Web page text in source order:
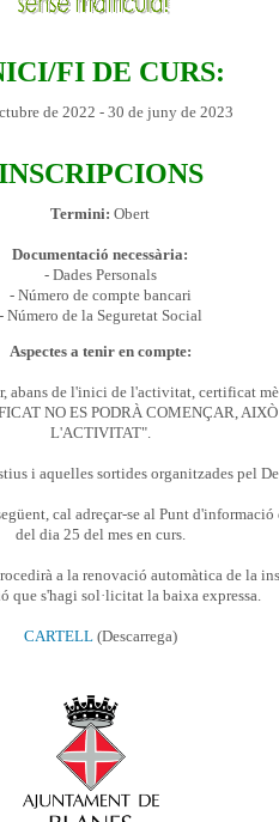
FI DE CURS:
de 2022 - 30 de juny de 2023
Termini:Obert
Documentació necessària:
- Dades Personals
- Número de compte bancari
- Número de la Seguretat Social
Aspectes a tenir en compte:
abans de l'inici de l'activitat, certificat
NO ES PODRÀ COMENÇAR,
L'ACTIVITAT".
i aquelles sortides organitzades pel
cal adreçar-se al Punt
del dia 25 del mes en curs.
a la renovació automàtica de la
que s'hagi sol·licitat la baixa expressa.
CARTELL(Descarrega)